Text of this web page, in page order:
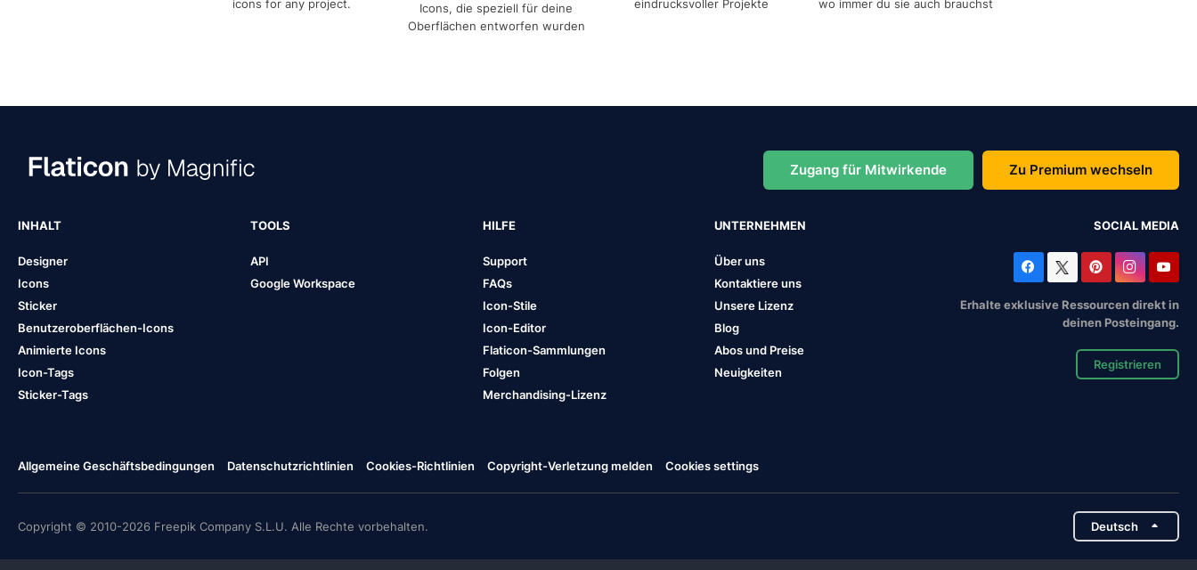
icons for any project.
Icons, die speziell für deine
Oberflächen entworfen wurden
eindrucksvoller Projekte
wo immer du sie auch brauchst
Zugang für Mitwirkende Zu Premium wechseln
INHALT
Designer
Icons
Sticker
Benutzeroberflächen-Icons
Animierte Icons
Icon-Tags
Sticker-Tags
TOOLS
API
Google Workspace
HILFE
Support
FAQs
Icon-Stile
Icon-Editor
Flaticon-Sammlungen
Folgen
Merchandising-Lizenz
UNTERNEHMEN
Über uns
Kontaktiere uns
Unsere Lizenz
Blog
Abos und Preise
Neuigkeiten
SOCIAL MEDIA
Erhalte exklusive Ressourcen direkt in
deinen Posteingang.
Registrieren
Allgemeine Geschäftsbedingungen Datenschutzrichtlinien Cookies-Richtlinien Copyright-Verletzung melden Cookies settings
Copyright © 2010-2026 Freepik Company S.L.U. Alle Rechte vorbehalten. Deutsch